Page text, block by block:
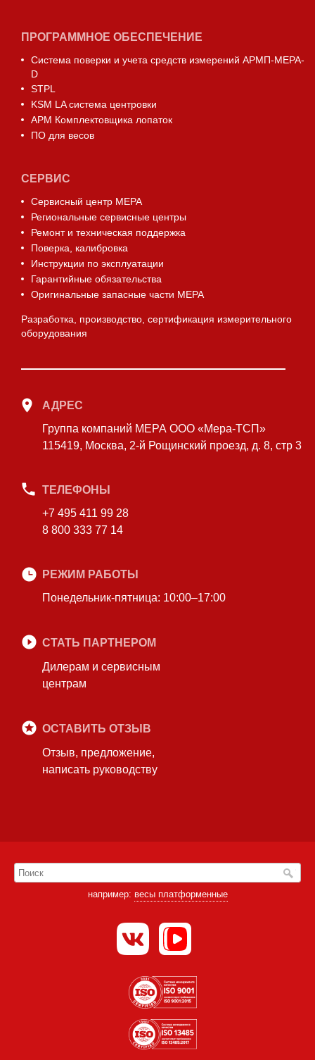
ПРОГРАММНОЕ ОБЕСПЕЧЕНИЕ
Система поверки и учета средств измерений АРМП-МЕРА-
D
STPL
KSM LA система центровки
АРМ Комплектовщика лопаток
ПО для весов
СЕРВИС
Сервисный центр МЕРА
Региональные сервисные центры
Ремонт и техническая поддержка
Поверка, калибровка
Инструкции по эксплуатации
Гарантийные обязательства
Оригинальные запасные части МЕРА
Разработка, производство, сертификация измерительного
оборудования
АДРЕС
Группа компаний МЕРА ООО «Мера-ТСП»
115419, Москва, 2-й Рощинский проезд, д. 8, стр 3
ТЕЛЕФОНЫ
+7 495 411 99 28
8 800 333 77 14
РЕЖИМ РАБОТЫ
Понедельник-пятница: 10:00–17:00
СТАТЬ ПАРТНЕРОМ
Дилерам и сервисным
центрам
ОСТАВИТЬ ОТЗЫВ
Отзыв, предложение,
написать руководству
например: весы платформенные